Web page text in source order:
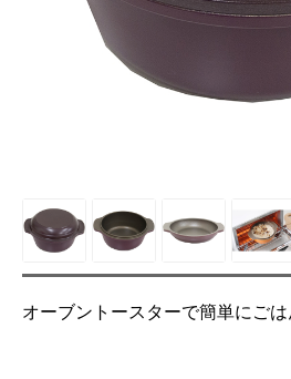
オーブントースターで簡単にご